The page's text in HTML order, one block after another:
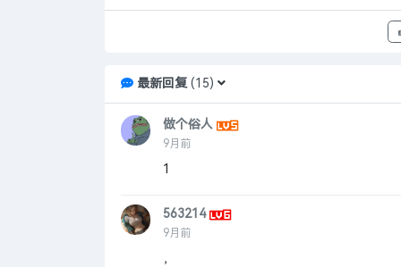
最新回复( 15)
做个俗人
9月前
1
563214
9月前
，